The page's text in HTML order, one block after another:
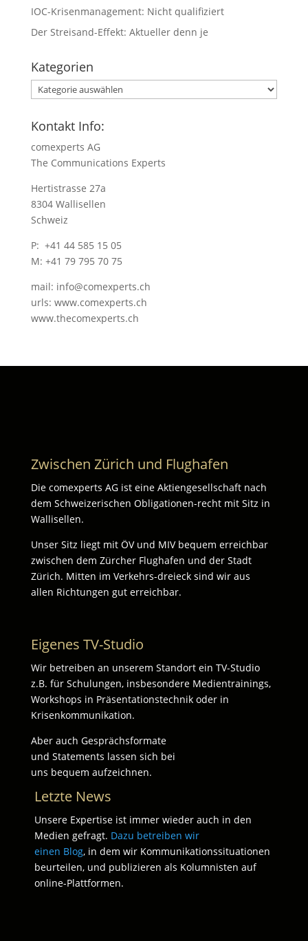
IOC-Krisenmanagement: Nicht qualifiziert
Der Streisand-Effekt: Aktueller denn je
Kategorien
Kategorien
Kontakt Info:
comexperts AG
The Communications Experts
Hertistrasse 27a
8304 Wallisellen
Schweiz
P: +41 44 585 15 05
M: +41 79 795 70 75
mail: info@comexperts.ch
urls: www.comexperts.ch
www.thecomexperts.ch
Zwischen Zürich und Flughafen
Die comexperts AG ist eine Aktiengesellschaft nach
dem Schweizerischen Obligationen-recht mit Sitz in
Wallisellen.
Unser Sitz liegt mit ÖV und MIV bequem erreichbar
zwischen dem Zürcher Flughafen und der Stadt
Zürich. Mitten im Verkehrs-dreieck sind wir aus
allen Richtungen gut erreichbar.
Eigenes TV-Studio
Wir betreiben an unserem Standort ein TV-Studio
z.B. für Schulungen, insbesondere Medientrainings,
Workshops in Präsentationstechnik oder in
Krisenkommunikation.
Aber auch Gesprächsformate
und Statements lassen sich bei
uns bequem aufzeichnen.
Letzte News
Unsere Expertise ist immer wieder auch in den
Medien gefragt. Dazu betreiben wir
einen Blog, in dem wir Kommunikationssituationen
beurteilen, und publizieren als Kolumnisten auf
online-Plattformen.